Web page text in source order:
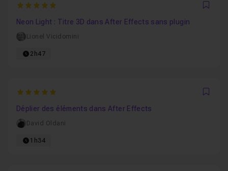
5
Neon Light : Titre 3D dans After Effects sans plugin
Lionel Vicidomini
2h47
5
Déplier des éléments dans After Effects
David Oldani
1h34